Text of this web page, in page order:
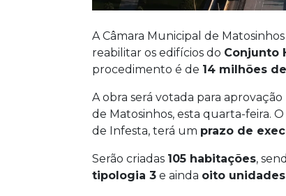
A Câmara Municipal de
reabilitar os edifícios do Conjunto
procedimento é de 14 milhões
A obra será votada para
de Matosinhos, esta quarta-feira.
de Infesta, terá um prazo de
Serão criadas 105 habitações,
tipologia 3 e ainda oito